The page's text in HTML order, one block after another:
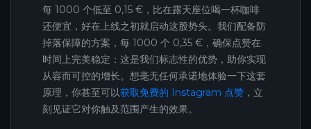
每 1000 个低至 0,15 €，比在露天座位喝一杯咖啡
还便宜，好在上线之初就启动这股势头。我们配备防
掉落保障的方案，每 1000 个 0,35 €，确保点赞在
时间上完美稳定：这是我们标志性的优势，助你实现
从容而可控的增长。想毫无任何承诺地体验一下这套
原理，你甚至可以获取免费的 Instagram 点赞 ，立
刻见证它对你触及范围产生的效果。